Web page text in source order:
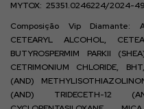
MYTOX: 25351.0246224/2024-49
Composição Vip Diamante:
CETEARYL ALCOHOL,
BUTYROSPERMIM PARKII
CETRIMONIUM CHLORIDE,
(AND)
(AND) TRIDECETH-12